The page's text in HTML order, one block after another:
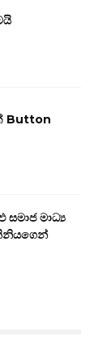
Button
මාධ්‍ය